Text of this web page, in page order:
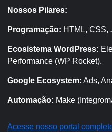
Nossos Pilares:
Programação: HTML, CSS,
Ecosistema WordPress:
Performance (WP Rocket).
Google Ecosystem: Ads,
Automação: Make
Acesse nosso portal